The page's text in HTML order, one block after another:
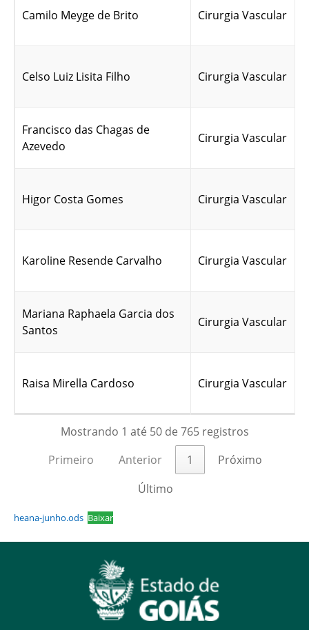
Camilo Meyge de Brito Cirurgia Vascular
Celso Luiz Lisita Filho Cirurgia Vascular
Francisco das Chagas de
Azevedo
Cirurgia Vascular
Higor Costa Gomes Cirurgia Vascular
Karoline Resende Carvalho Cirurgia Vascular
Mariana Raphaela Garcia dos
Santos
Cirurgia Vascular
Raisa Mirella Cardoso Cirurgia Vascular
Mostrando 1 até 50 de 765 registros
Primeiro
Anterior 1
Próximo
Último
heana-junho.ods Baixar